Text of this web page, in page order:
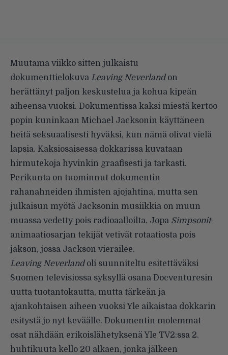
Muutama viikko sitten julkaistu
dokumenttielokuva Leaving Neverlandon
herättänyt paljon keskustelua ja kohua kipeän
aiheensa vuoksi. Dokumentissa kaksi miestä kertoo
popin kuninkaan Michael Jacksonin käyttäneen
heitä seksuaalisesti hyväksi, kun nämä olivat vielä
lapsia. Kaksiosaisessa dokkarissa kuvataan
hirmutekoja hyvinkin graafisesti ja tarkasti.
Perikunta on tuominnut dokumentin
rahanahneiden ihmisten ajojahtina, mutta sen
julkaisun myötä Jacksonin musiikkia on muun
muassa vedetty pois radioaalloilta. Jopa Simpsonit-
animaatiosarjan tekijät vetivät rotaatiosta pois
jakson, jossa Jackson vierailee.
Leaving Neverlandoli suunniteltu esitettäväksi
Suomen televisiossa syksyllä osana Docventuresin
uutta tuotantokautta, mutta tärkeän ja
ajankohtaisen aiheen vuoksiYle aikaistaa dokkarin
esitystä jo nyt keväälle. Dokumentin molemmat
osat nähdään erikoislähetyksenä Yle TV2:ssa 2.
huhtikuuta kello 20 alkaen, jonka jälkeen